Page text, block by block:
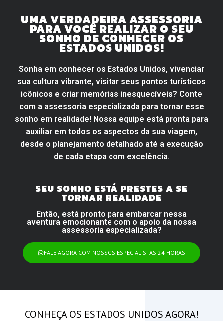
UMA VERDADEIRA ASSESSORIA
PARA VOCÊ REALIZAR O SEU
SONHO DE CONHECER OS
ESTADOS UNIDOS!
Sonha em conhecer os Estados Unidos, vivenciar
sua cultura vibrante, visitar seus pontos turísticos
icônicos e criar memórias inesquecíveis? Conte
com a assessoria especializada para tornar esse
sonho em realidade! Nossa equipe está pronta para
auxiliar em todos os aspectos da sua viagem,
desde o planejamento detalhado até a execução
de cada etapa com excelência.
SEU SONHO ESTÁ PRESTES A SE
TORNAR REALIDADE
Então, está pronto para embarcar nessa
aventura emocionante com o apoio da nossa
assessoria especializada?
FALE AGORA COM NOSSOS ESPECIALISTAS 24 HORAS
CONHEÇA OS ESTADOS UNIDOS AGORA!